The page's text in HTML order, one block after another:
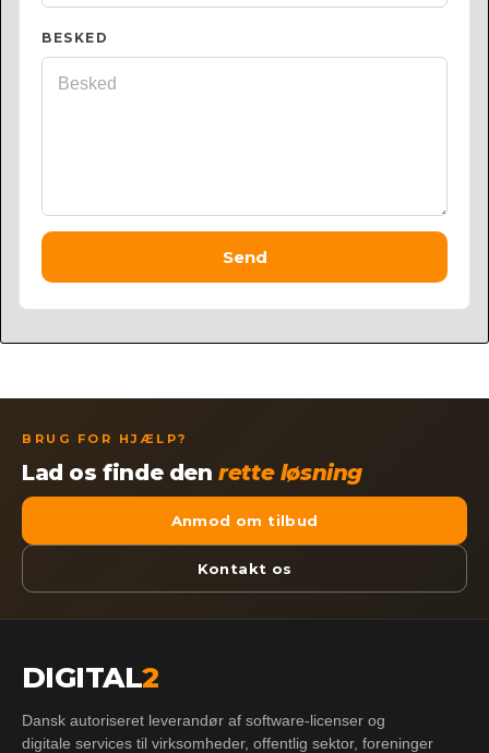
BESKED
Send
BRUG FOR HJÆLP?
Lad os finde denrette løsning
Anmod om tilbud
Kontakt os
DIGITAL2
Dansk autoriseret leverandør af software-licenser og
digitale services til virksomheder, offentlig sektor, foreninger